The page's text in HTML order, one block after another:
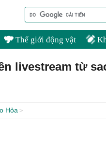
Thế giới động vật
livestream từ
Hỏa